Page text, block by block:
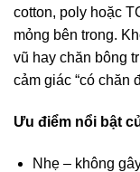
cotton, poly hoặc
mỏng bên trong.
vũ hay chăn bông
cảm giác “có chăn
Ưu điểm nổi bật
Nhẹ – không